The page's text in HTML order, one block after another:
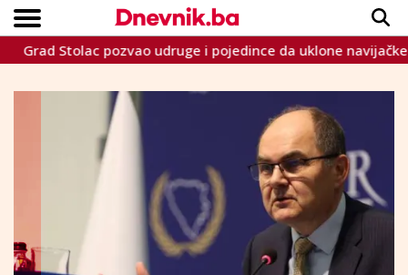
VIJESTI
SPORT
INTERVIEW
TEME
CRNA KRONIKA
LIFESTYLE
Copyright © Dnevnik.ba 2023.
Stolac pozvao udruge i pojedince da uklone navijačke